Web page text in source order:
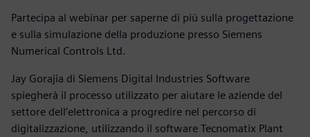
Partecipa al webinar per saperne di più sulla progettazione
e sulla simulazione della produzione presso Siemens
Numerical Controls Ltd.
Jay Gorajia di Siemens Digital Industries Software
spiegherà il processo utilizzato per aiutare le aziende del
settore dell’elettronica a progredire nel percorso di
digitalizzazione, utilizzando il software Tecnomatix Plant